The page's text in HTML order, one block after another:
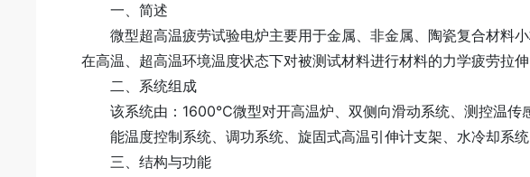
一、简述
微型超高温疲劳试验电炉主要用于金属、非金属、陶瓷复合材料小
在高温、超高温环境温度状态下对被测试材料进行材料的力学疲劳拉伸
二、系统组成
该系统由：1600℃微型对开高温炉、双侧向滑动系统、测控温传
能温度控制系统、调功系统、旋固式高温引伸计支架、水冷却系统
三、结构与功能